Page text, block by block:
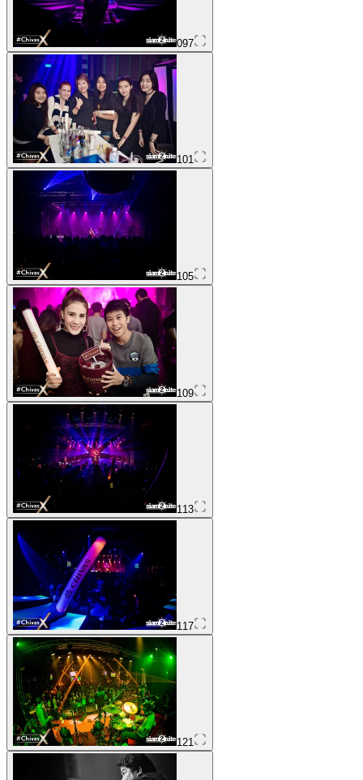
097
101
105
109
113
117
121